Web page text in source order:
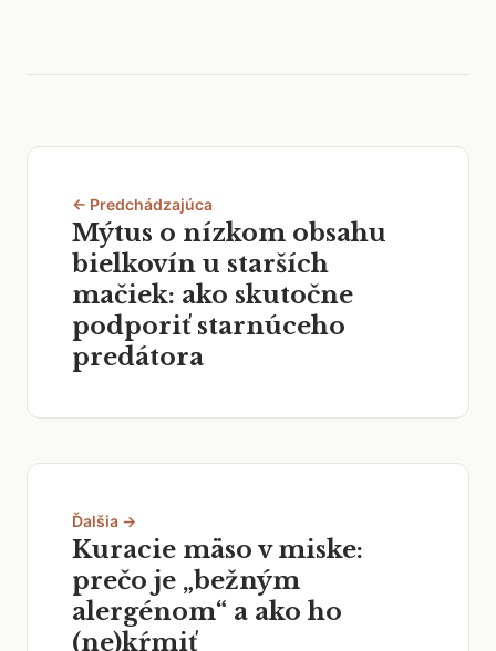
← Predchádzajúca
Mýtus o nízkom obsahu
bielkovín u starších
mačiek: ako skutočne
podporiť starnúceho
predátora
Ďalšia →
Kuracie mäso v miske:
prečo je „bežným
alergénom“ a ako ho
(ne)kŕmiť